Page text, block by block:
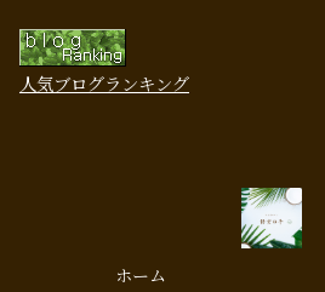
人気ブログランキング
ホーム